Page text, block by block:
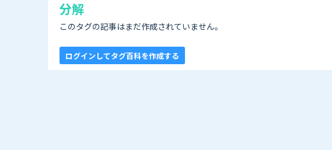
分解
このタグの記事はまだ作成されていません。
ログインしてタグ百科を作成する